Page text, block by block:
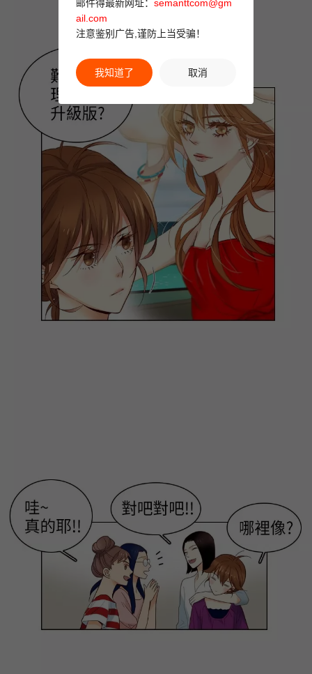
邮件得最新网址： semanttcom@gm
ail.com
注意鉴别广告,谨防上当受骗！
我知道了 取消